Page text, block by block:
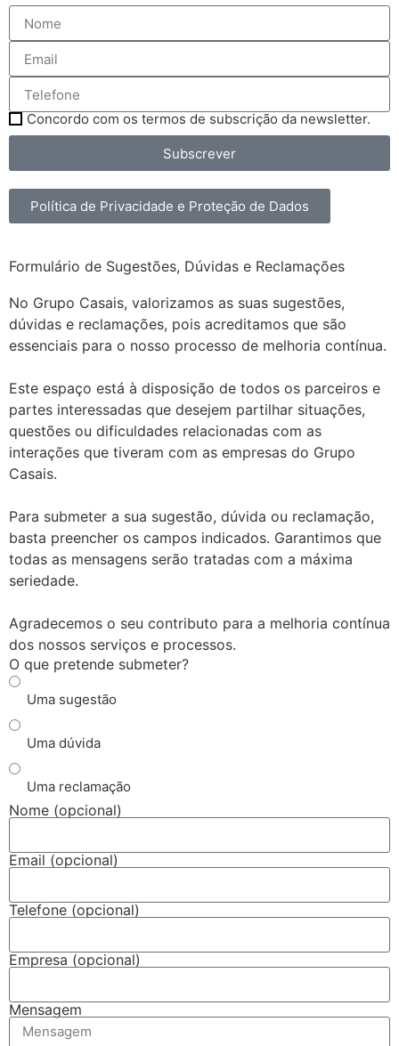
Concordo com os termos de subscrição da newsletter.
Subscrever
Política de Privacidade e Proteção de Dados
Formulário de Sugestões, Dúvidas e Reclamações
No Grupo Casais, valorizamos as suas sugestões,
dúvidas e reclamações, pois acreditamos que são
essenciais para o nosso processo de melhoria contínua.
Este espaço está à disposição de todos os parceiros e
partes interessadas que desejem partilhar situações,
questões ou dificuldades relacionadas com as
interações que tiveram com as empresas do Grupo
Casais.
Para submeter a sua sugestão, dúvida ou reclamação,
basta preencher os campos indicados. Garantimos que
todas as mensagens serão tratadas com a máxima
seriedade.
Agradecemos o seu contributo para a melhoria contínua
dos nossos serviços e processos.
O que pretende submeter?
Uma sugestão
Uma dúvida
Uma reclamação
Nome (opcional)
Email (opcional)
Telefone (opcional)
Empresa (opcional)
Mensagem